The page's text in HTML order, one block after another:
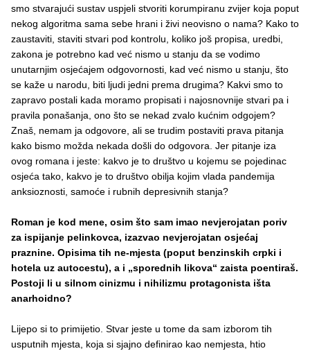
smo stvarajući sustav uspjeli stvoriti korumpiranu zvijer koja poput
nekog algoritma sama sebe hrani i živi neovisno o nama? Kako to
zaustaviti, staviti stvari pod kontrolu, koliko još propisa, uredbi,
zakona je potrebno kad već nismo u stanju da se vodimo
unutarnjim osjećajem odgovornosti, kad već nismo u stanju, što
se kaže u narodu, biti ljudi jedni prema drugima? Kakvi smo to
zapravo postali kada moramo propisati i najosnovnije stvari pa i
pravila ponašanja, ono što se nekad zvalo kućnim odgojem?
Znaš, nemam ja odgovore, ali se trudim postaviti prava pitanja
kako bismo možda nekada došli do odgovora. Jer pitanje iza
ovog romana i jeste: kakvo je to društvo u kojemu se pojedinac
osjeća tako, kakvo je to društvo obilja kojim vlada pandemija
anksioznosti, samoće i rubnih depresivnih stanja?
Roman je kod mene, osim što sam imao nevjerojatan poriv
za ispijanje pelinkovca, izazvao nevjerojatan osjećaj
praznine. Opisima tih ne-mjesta (poput benzinskih crpki i
hotela uz autocestu), a i „sporednih likova“ zaista poentiraš.
Postoji li u silnom cinizmu i nihilizmu protagonista išta
anarhoidno?
Lijepo si to primijetio. Stvar jeste u tome da sam izborom tih
usputnih mjesta, koja si sjajno definirao kao nemjesta, htio